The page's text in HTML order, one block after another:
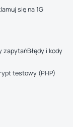
się na 1G
zapytańBłędy i kody
testowy (PHP)